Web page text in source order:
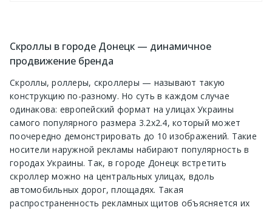
Скроллы в городе Донецк — динамичное
продвижение бренда
Скроллы, роллеры, скроллеры — называют такую
конструкцию по-разному. Но суть в каждом случае
одинакова: европейский формат на улицах Украины
самого популярного размера 3.2х2.4, который может
поочередно демонстрировать до 10 изображений. Такие
носители наружной рекламы набирают популярность в
городах Украины. Так, в городе Донецк встретить
скроллер можно на центральных улицах, вдоль
автомобильных дорог, площадях. Такая
распространенность рекламных щитов объясняется их